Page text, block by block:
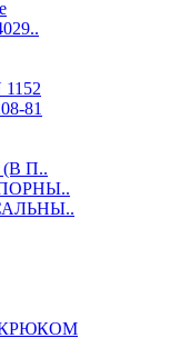
81
П..